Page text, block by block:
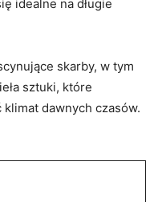
idealne na długie
skarby, w tym⁣
⁣sztuki,​ które
dawnych czasów.